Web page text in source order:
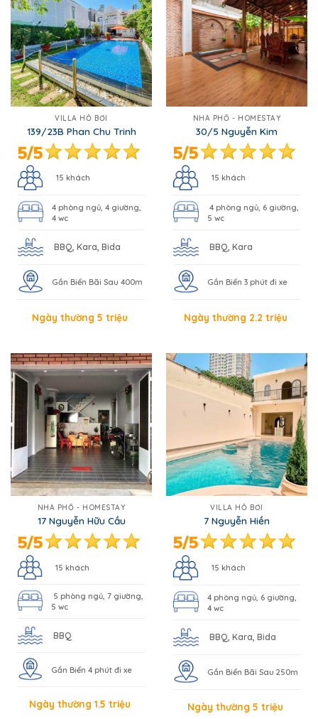
VILLA HỒ BƠI
139/23B Phan Chu Trinh
15 khách
4 phòng ngủ, 4 giường,
4 wc
BBQ, Kara, Bida
Gần Biển Bãi Sau 400m
Ngày thường 5 triệu
NHÀ PHỐ - HOMESTAY
30/5 Nguyễn Kim
15 khách
4 phòng ngủ, 6 giường,
5 wc
BBQ, Kara
Gần Biển 3 phút đi xe
Ngày thường 2.2 triệu
NHÀ PHỐ - HOMESTAY
17 Nguyễn Hữu Cầu
15 khách
5 phòng ngủ, 7 giường,
5 wc
BBQ
Gần Biển 4 phút đi xe
Ngày thường 1.5 triệu
VILLA HỒ BƠI
7 Nguyễn Hiền
15 khách
4 phòng ngủ, 6 giường,
4 wc
BBQ, Kara, Bida
Gần Biển Bãi Sau 250m
Ngày thường 5 triệu